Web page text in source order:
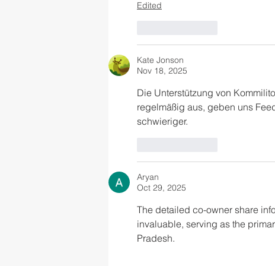
Edited
Kate Jonson
Nov 18, 2025
Die Unterstützung von
regelmäßig aus, geben uns
schwieriger.
Aryan
Oct 29, 2025
The detailed co-owner share
invaluable, serving as the
Pradesh.